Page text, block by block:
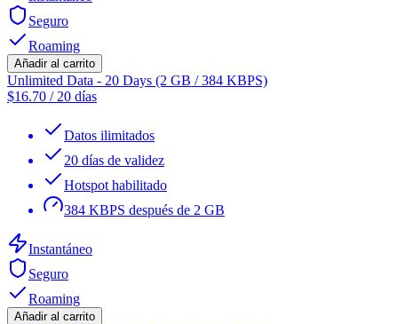
Seguro
Roaming
Añadir al carrito
Unlimited Data - 20 Days (2 GB / 384 KBPS)
$16.70 / 20 días
Datos ilimitados
20 días de validez
Hotspot habilitado
384 KBPS después de 2 GB
Instantáneo
Seguro
Roaming
Añadir al carrito